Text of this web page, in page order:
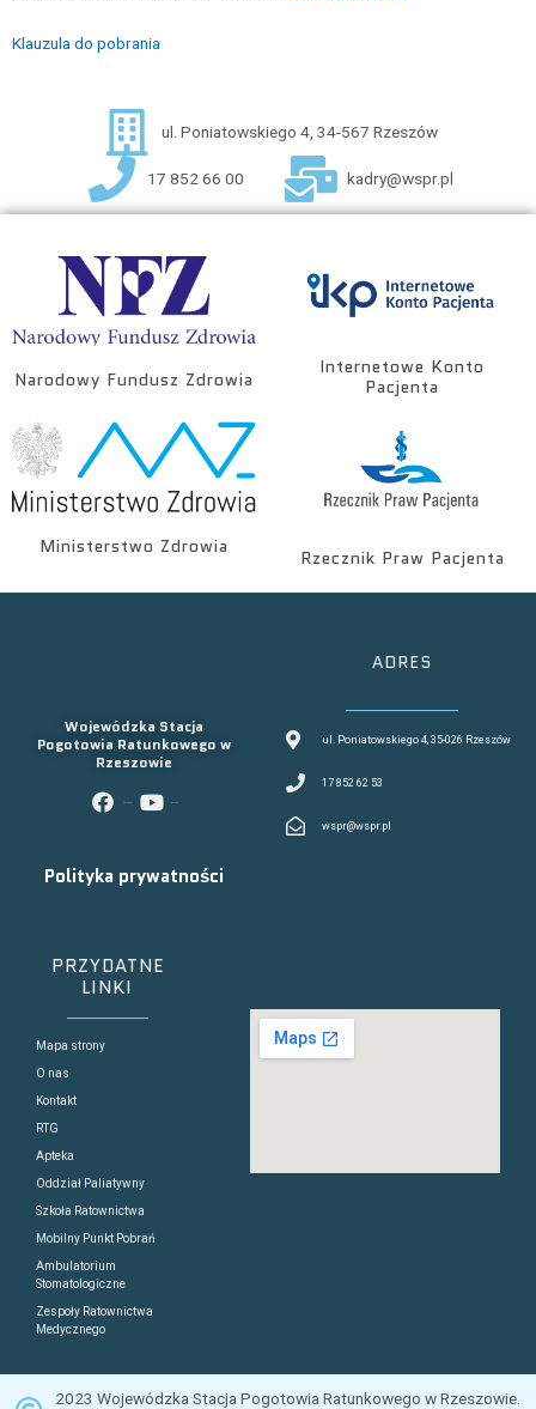
Klauzula do pobrania
ul. Poniatowskiego 4, 34-567 Rzeszów
17 852 66 00 kadry@wspr.pl
Narodowy Fundusz Zdrowia
Internetowe Konto
Pacjenta
Ministerstwo Zdrowia
Rzecznik Praw Pacjenta
Wojewódzka Stacja
Pogotowia Ratunkowego w
Rzeszowie
Polityka prywatności
ADRES
ul. Poniatowskiego 4, 35-026 Rzeszów
17 852 62 53
wspr@wspr.pl
PRZYDATNE
LINKI
Mapa strony
O nas
Kontakt
RTG
Apteka
Oddział Paliatywny
Szkoła Ratownictwa
Mobilny Punkt Pobrań
Ambulatorium
Stomatologiczne
Zespoły Ratownictwa
Medycznego
2023 Wojewódzka Stacja Pogotowia Ratunkowego w Rzeszowie.